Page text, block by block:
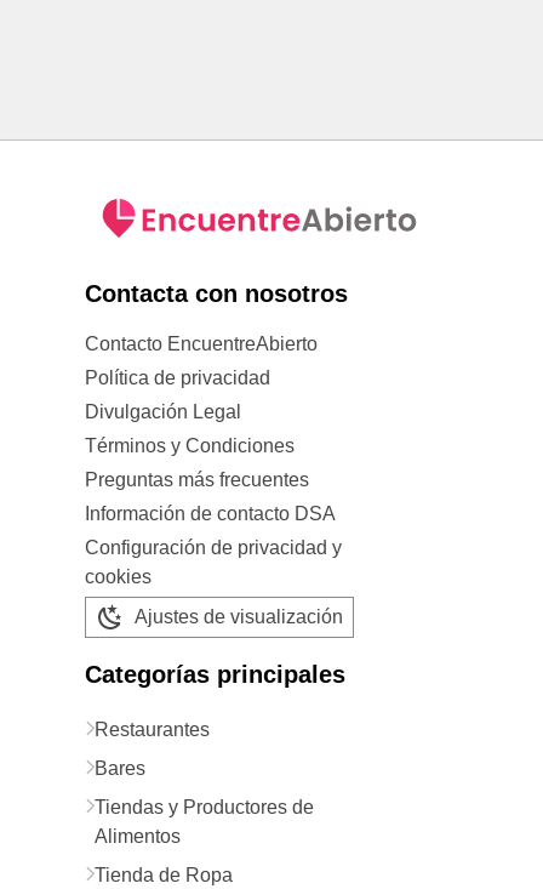
Contacta con nosotros
Contacto EncuentreAbierto
Política de privacidad
Divulgación Legal
Términos y Condiciones
Preguntas más frecuentes
Información de contacto DSA
Configuración de privacidad y
cookies
Ajustes de visualización
Categorías principales
Restaurantes
Bares
Tiendas y Productores de
Alimentos
Tienda de Ropa